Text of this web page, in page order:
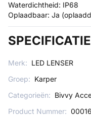
Waterdichtheid: IP68
Oplaadbaar: Ja
Merk: LED LENSER
Groep: Karper
Categorieën: Bivvy
Product Nummer: